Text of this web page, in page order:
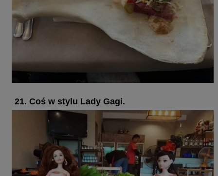
21. Coś w stylu Lady Gagi.